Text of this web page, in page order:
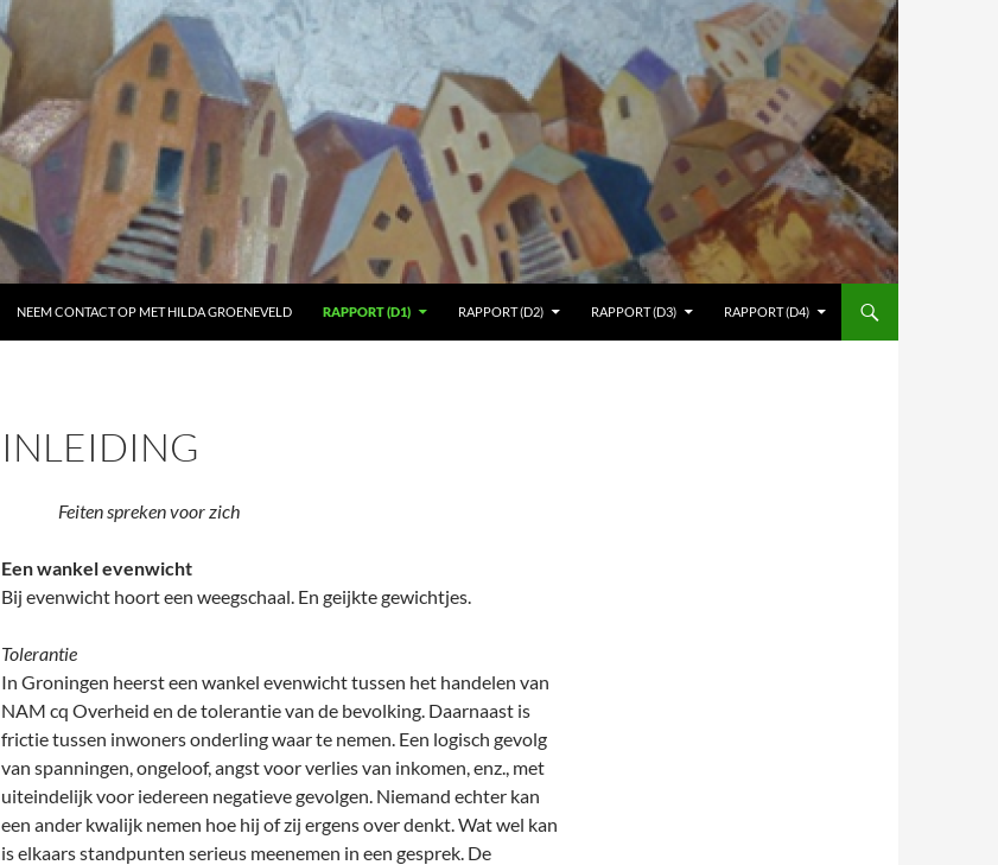
NEEM CONTACT OP MET HILDA GROENEVELD RAPPORT (D1) RAPPORT (D2) RAPPORT (D3) RAPPORT (D4)
INLEIDING
Feiten spreken voor zich
Een wankel evenwicht
Bij evenwicht hoort een weegschaal. En geijkte gewichtjes.
Tolerantie
In Groningen heerst een wankel evenwicht tussen het handelen van
NAM cq Overheid en de tolerantie van de bevolking. Daarnaast is
frictie tussen inwoners onderling waar te nemen. Een logisch gevolg
van spanningen, ongeloof, angst voor verlies van inkomen, enz., met
uiteindelijk voor iedereen negatieve gevolgen. Niemand echter kan
een ander kwalijk nemen hoe hij of zij ergens over denkt. Wat wel kan
is elkaars standpunten serieus meenemen in een gesprek. De